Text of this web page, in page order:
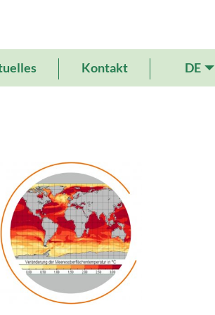
Kontakt DE